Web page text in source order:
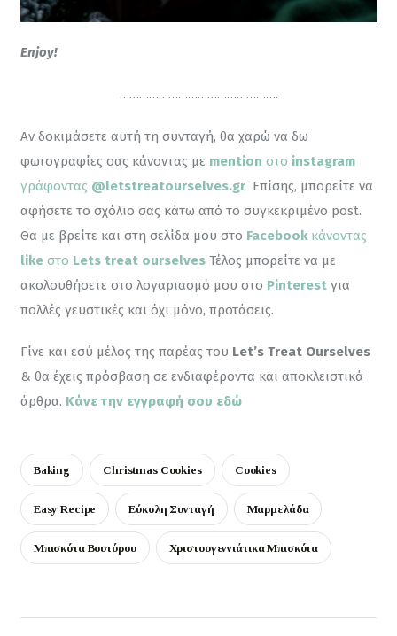
Enjoy!
………………………………………….
Αν δοκιμάσετε αυτή τη συνταγή, θα χαρώ να δω
φωτογραφίες σας κάνοντας με mention στο instagram
γράφοντας @letstreatourselves.gr Επίσης, μπορείτε να
αφήσετε το σχόλιο σας κάτω από το συγκεκριμένο post.
Θα με βρείτε και στη σελίδα μου στο Facebook κάνοντας
like στο Lets treat ourselves Τέλος μπορείτε να με
ακολουθήσετε στο λογαριασμό μου στο Pinterest για
πολλές γευστικές και όχι μόνο, προτάσεις.
Γίνε και εσύ μέλος της παρέας του Let’s Treat Ourselves
& θα έχεις πρόσβαση σε ενδιαφέροντα και αποκλειστικά
άρθρα. Κάνε την εγγραφή σου εδώ
Baking Christmas Cookies Cookies
Easy Recipe Εύκολη Συνταγή Μαρμελάδα
Μπισκότα Βουτύρου Χριστουγεννιάτικα Μπισκότα